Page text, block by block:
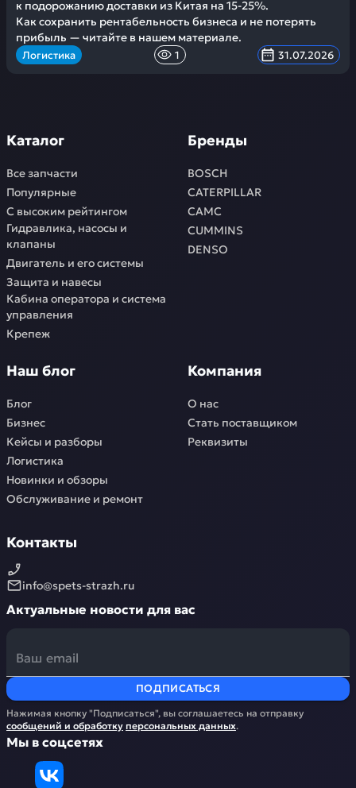
к подорожанию доставки из Китая на 15-25%.
Как сохранить рентабельность бизнеса и не потерять
прибыль — читайте в нашем материале.
Логистика 1 31.07.2026
Каталог
Все запчасти
Популярные
С высоким рейтингом
Гидравлика, насосы и
клапаны
Двигатель и его системы
Защита и навесы
Кабина оператора и система
управления
Крепеж
Бренды
BOSCH
CATERPILLAR
CAMC
CUMMINS
DENSO
Наш блог
Блог
Бизнес
Кейсы и разборы
Логистика
Новинки и обзоры
Обслуживание и ремонт
Компания
О нас
Стать поставщиком
Реквизиты
Контакты
info@spets-strazh.ru
Актуальные новости для вас
ПОДПИСАТЬСЯ
Нажимая кнопку "Подписаться", вы соглашаетесь на отправку
сообщений и обработку персональных данных.
Мы в соцсетях